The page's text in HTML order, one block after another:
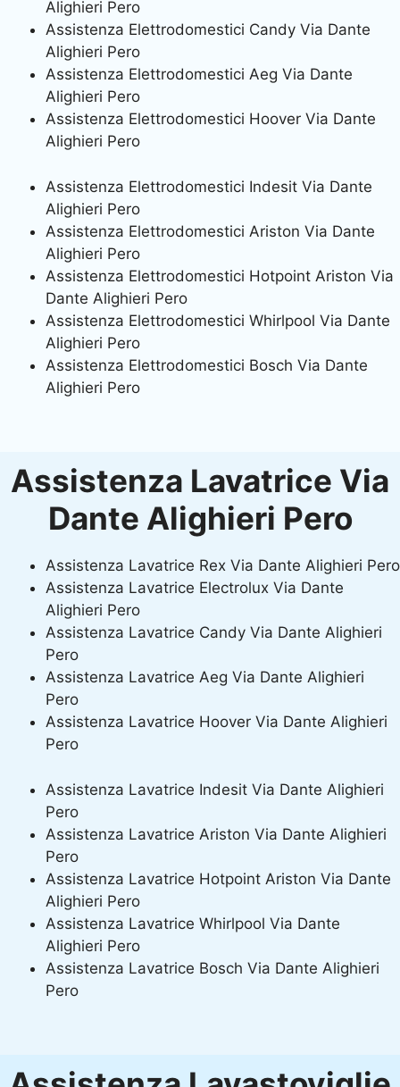
Alighieri Pero
Assistenza Elettrodomestici Candy Via Dante
Alighieri Pero
Assistenza Elettrodomestici Aeg Via Dante
Alighieri Pero
Assistenza Elettrodomestici Hoover Via Dante
Alighieri Pero
Assistenza Elettrodomestici Indesit Via Dante
Alighieri Pero
Assistenza Elettrodomestici Ariston Via Dante
Alighieri Pero
Assistenza Elettrodomestici Hotpoint Ariston Via
Dante Alighieri Pero
Assistenza Elettrodomestici Whirlpool Via Dante
Alighieri Pero
Assistenza Elettrodomestici Bosch Via Dante
Alighieri Pero
Assistenza Lavatrice Via
Dante Alighieri Pero
Assistenza Lavatrice Rex Via Dante Alighieri Pero
Assistenza Lavatrice Electrolux Via Dante
Alighieri Pero
Assistenza Lavatrice Candy Via Dante Alighieri
Pero
Assistenza Lavatrice Aeg Via Dante Alighieri
Pero
Assistenza Lavatrice Hoover Via Dante Alighieri
Pero
Assistenza Lavatrice Indesit Via Dante Alighieri
Pero
Assistenza Lavatrice Ariston Via Dante Alighieri
Pero
Assistenza Lavatrice Hotpoint Ariston Via Dante
Alighieri Pero
Assistenza Lavatrice Whirlpool Via Dante
Alighieri Pero
Assistenza Lavatrice Bosch Via Dante Alighieri
Pero